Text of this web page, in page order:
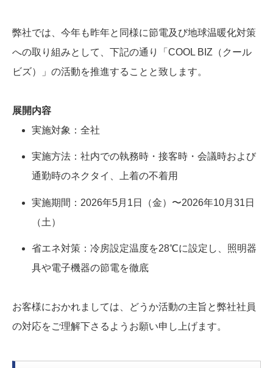
弊社では、今年も昨年と同様に節電及び地球温暖化対策
への取り組みとして、下記の通り「COOL BIZ（クール
ビズ）」の活動を推進することと致します。
展開内容
実施対象：全社
実施方法：社内での執務時・接客時・会議時および
通勤時のネクタイ、上着の不着用
実施期間：2026年5月1日（金）〜2026年10月31日
（土）
省エネ対策：冷房設定温度を28℃に設定し、照明器
具や電子機器の節電を徹底
お客様におかれましては、どうか活動の主旨と弊社社員
の対応をご理解下さるようお願い申し上げます。